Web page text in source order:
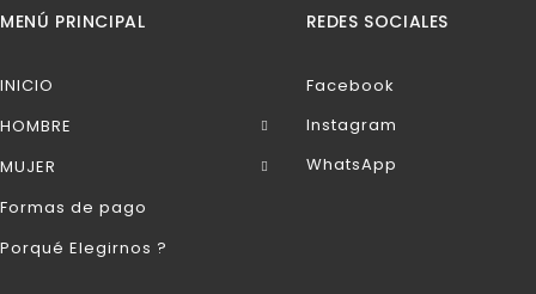
MENÚ PRINCIPAL
INICIO
HOMBRE
MUJER
Formas de pago
Porqué Elegirnos ?
REDES SOCIALES
Facebook
Instagram
WhatsApp